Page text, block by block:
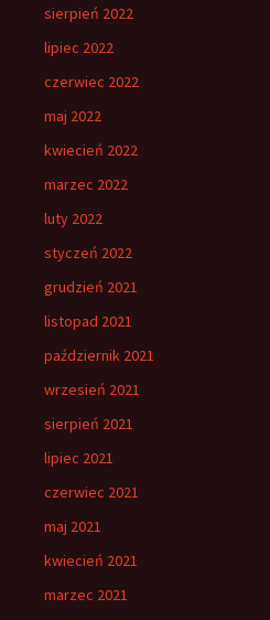
sierpień 2022
lipiec 2022
czerwiec 2022
maj 2022
kwiecień 2022
marzec 2022
luty 2022
styczeń 2022
grudzień 2021
listopad 2021
październik 2021
wrzesień 2021
sierpień 2021
lipiec 2021
czerwiec 2021
maj 2021
kwiecień 2021
marzec 2021